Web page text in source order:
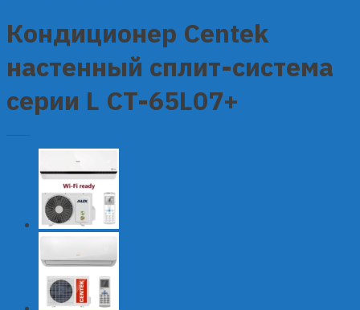
Кондиционер Centek
настенный сплит-система
серии L CT-65L07+